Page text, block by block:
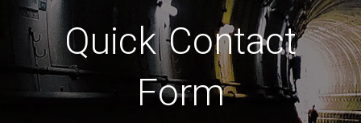
Quick Contact
Form